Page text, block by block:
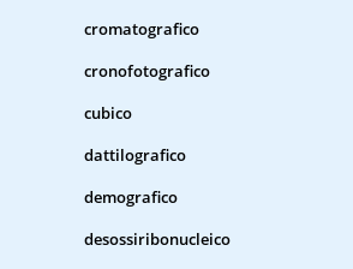
cromatografico
cronofotografico
cubico
dattilografico
demografico
desossiribonucleico